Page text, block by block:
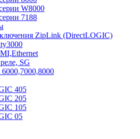
W8000
7188
ZipLink (DirectLOGIC)
SG
405
205
105
05